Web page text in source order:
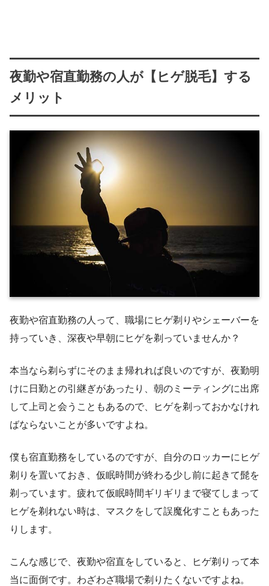
夜勤や宿直勤務の人が【ヒゲ脱毛】する
メリット
夜勤や宿直勤務の人って、職場にヒゲ剃りやシェーバーを
持っていき、深夜や早朝にヒゲを剃っていませんか？
本当なら剃らずにそのまま帰れれば良いのですが、夜勤明
けに日勤との引継ぎがあったり、朝のミーティングに出席
して上司と会うこともあるので、ヒゲを剃っておかなけれ
ばならないことが多いですよね。
僕も宿直勤務をしているのですが、自分のロッカーにヒゲ
剃りを置いておき、仮眠時間が終わる少し前に起きて髭を
剃っています。疲れて仮眠時間ギリギリまで寝てしまって
ヒゲを剃れない時は、マスクをして誤魔化すこともあった
りします。
こんな感じで、夜勤や宿直をしていると、ヒゲ剃りって本
当に面倒です。わざわざ職場で剃りたくないですよね。